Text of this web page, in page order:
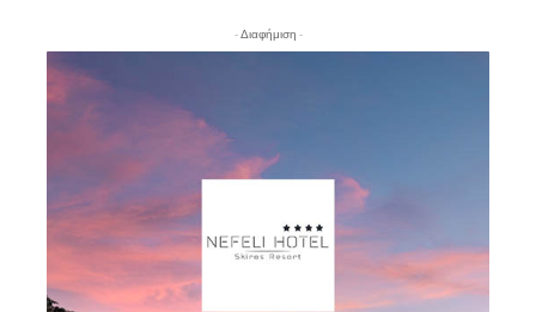
- Διαφήμιση -